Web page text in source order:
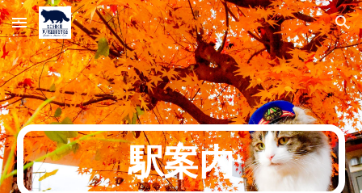
Skip to main content Skip to navigation
駅案内